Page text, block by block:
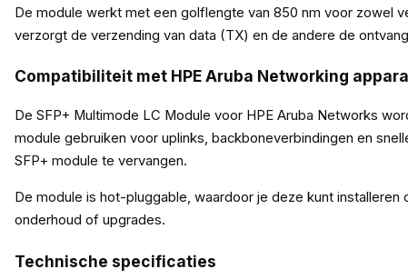
De module werkt met een golflengte van 850 nm voor zowel
verzorgt de verzending van data (TX) en de andere de
Compatibiliteit met HPE Aruba Networking
De SFP+ Multimode LC Module voor HPE Aruba Networks
module gebruiken voor uplinks, backboneverbindingen en
SFP+ module te vervangen.
De module is hot-pluggable, waardoor je deze kunt
onderhoud of upgrades.
Technische specificaties